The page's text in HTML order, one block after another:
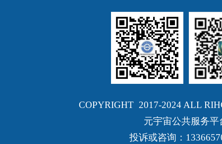
COPYRIGHT 2017-2024 ALL
元宇宙公共服务平
投诉或咨询：